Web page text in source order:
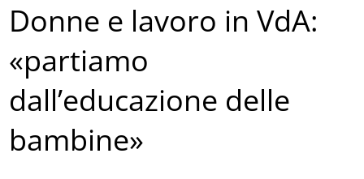
Donne e lavoro in VdA:
«partiamo
dall’educazione delle
bambine»